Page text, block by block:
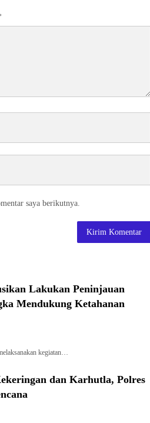
saya berikutnya.
Lakukan Peninjauan
Mendukung Ketahanan
kegiatan…
dan Karhutla, Polres